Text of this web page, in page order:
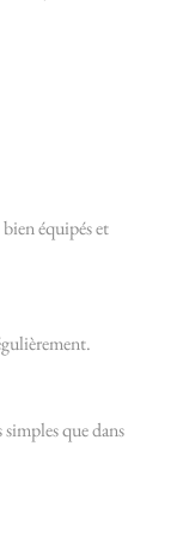
équipés et
que dans